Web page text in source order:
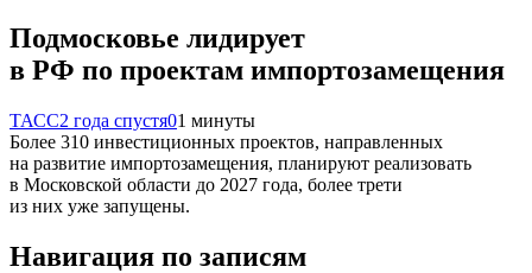
Подмосковье лидирует
в РФ по проектам импортозамещения
ТАСС2 года спустя01 минуты
Более 310 инвестиционных проектов, направленных
на развитие импортозамещения, планируют реализовать
в Московской области до 2027 года, более трети
из них уже запущены.
Навигация по записям